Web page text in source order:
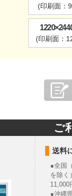
(印刷面：
(印刷面：
ご
送料
●全国
を除く
11,000
●沖縄